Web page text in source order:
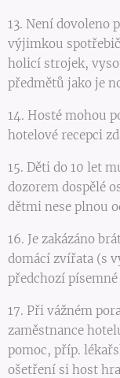
13. Není dovoleno
výjimkou
holicí strojek,
předmětů jako je
14. Hosté mohou
hotelové recepci
15. Děti do 10 let
dozorem dospělé
dětmi nese plnou
16. Je zakázáno
domácí zvířata (s
předchozí
17. Při vážném
zaměstnance
pomoc, příp.
ošetření si host